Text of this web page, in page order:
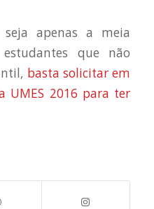
apenas a meia
que não
basta solicitar em
UMES 2016 para ter